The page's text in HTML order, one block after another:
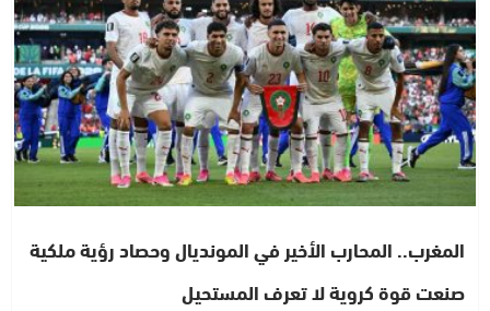
المغرب.. المحارب الأخير في المونديال وحصاد رؤية ملكية
صنعت قوة كروية لا تعرف المستحيل